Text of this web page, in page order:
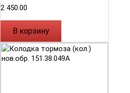
2 450.00
В корзину